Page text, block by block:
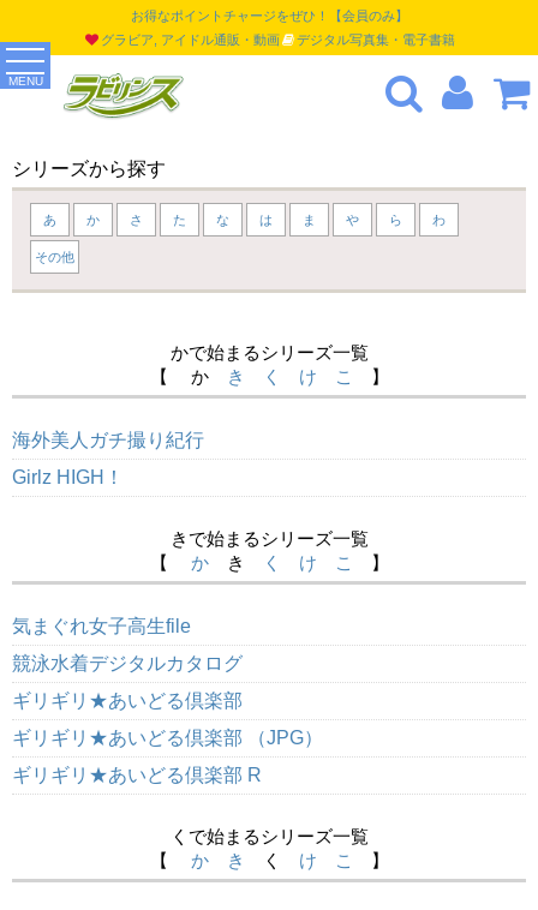
MENU
お得なポイントチャージをぜひ！【会員のみ】
グラビア, アイドル通販・動画
デジタル写真集・電子書籍
シリーズから探す
あ か さ た な は ま や ら わ
その他
かで始まるシリーズ一覧
【 か
き く け こ 】
海外美人ガチ撮り紀行
Girlz HIGH！
きで始まるシリーズ一覧
【 かき く け こ 】
気まぐれ女子高生file
競泳水着デジタルカタログ
ギリギリ★あいどる倶楽部
ギリギリ★あいどる倶楽部 （JPG）
ギリギリ★あいどる倶楽部 R
くで始まるシリーズ一覧
【 か き く け こ 】